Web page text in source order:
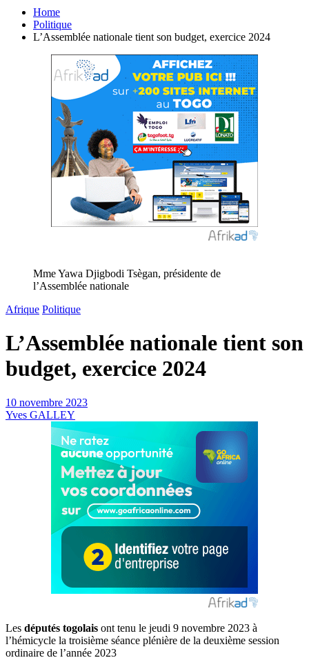
Home
Politique
L’Assemblée nationale tient son budget, exercice 2024
Mme Yawa Djigbodi Tsègan, présidente de
l’Assemblée nationale
Afrique Politique
L’Assemblée nationale tient son
budget, exercice 2024
10 novembre 2023
Yves GALLEY
Les députés togolais ont tenu le jeudi 9 novembre 2023 à
l’hémicycle la troisième séance plénière de la deuxième session
ordinaire de l’année 2023